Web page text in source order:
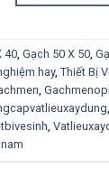
40, Gạch 50 X 50,
hay, Thiết Bị
,
,
,